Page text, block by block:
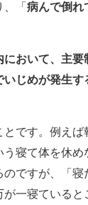
「 病んで倒れ
おいて、主要
じめが発生す
とです。例え
う寝て体を休
のですが、「寝
が一寝ている